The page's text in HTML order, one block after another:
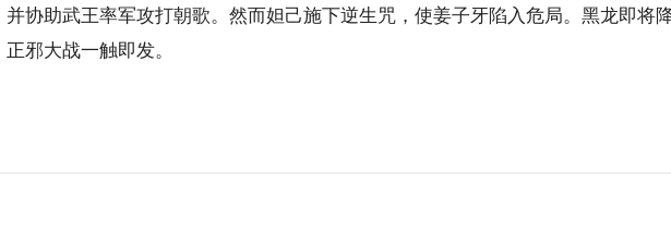
协助武王率军攻打朝歌。然而妲己施下逆生咒，使姜子牙陷入危局。黑龙即将
邪大战一触即发。